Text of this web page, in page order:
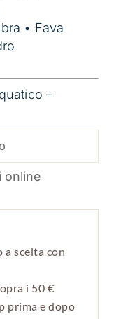
• Fava
–
a scelta con
i 50 €
prima e dopo